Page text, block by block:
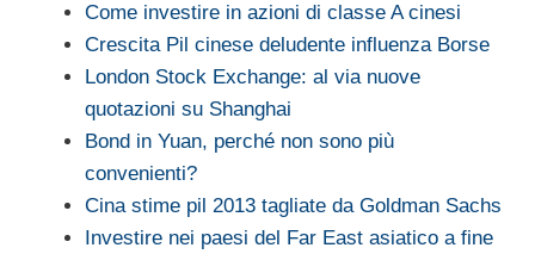
Come investire in azioni di classe A cinesi
Crescita Pil cinese deludente influenza Borse
London Stock Exchange: al via nuove
quotazioni su Shanghai
Bond in Yuan, perché non sono più
convenienti?
Cina stime pil 2013 tagliate da Goldman Sachs
Investire nei paesi del Far East asiatico a fine